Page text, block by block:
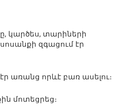
կարծես, տարիների
զգացում էր
առանց որևէ բառ ասելու։
մոտեցրեց։